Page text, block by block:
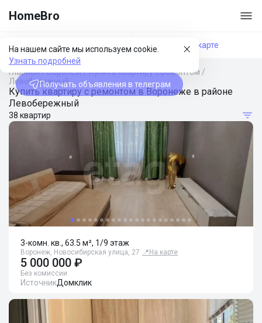
HomeBro
На нашем сайте мы используем cookie.
Узнать подробней
Получать объявления в телеграм
Фильтры На карте
Главная/Воронеж/Купить квартиру с ремонтом /
Левобережный
Купить квартиру с ремонтом в Воронеже в районе
Левобережный
38 квартир
3-комн. кв., 63.5 м², 1/9 этаж
Воронеж, Новосибирская улица, 27 📍 На карте
5 000 000 ₽
Без комиссии
ИсточникДомклик